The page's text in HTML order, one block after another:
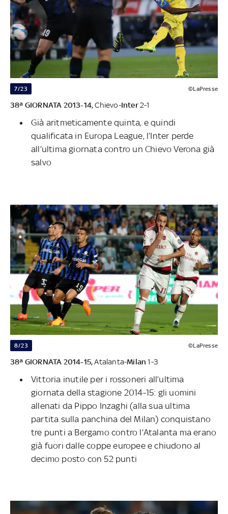
7/23 ©LaPresse
38ª GIORNATA 2013-14,Chievo-Inter2-1
Già aritmeticamente quinta, e quindi
qualificata in Europa League, l’Inter perde
all’ultima giornata contro un Chievo Verona già
salvo
8/23 ©LaPresse
38ª GIORNATA 2014-15,Atalanta-Milan1-3
Vittoria inutile per i rossoneri all’ultima
giornata della stagione 2014-15: gli uomini
allenati da Pippo Inzaghi (alla sua ultima
partita sulla panchina del Milan) conquistano
tre punti a Bergamo contro l’Atalanta ma erano
già fuori dalle coppe europee e chiudono al
decimo posto con 52 punti